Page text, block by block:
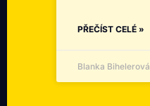
PŘEČÍST CELÉ »
Blanka Bihelerová